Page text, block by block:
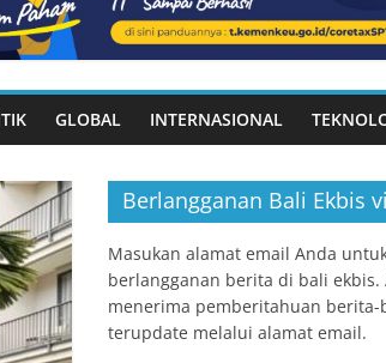
GLOBAL INTERNASIONAL
Berlangganan Bali Ekbis
Masukan alamat email Anda
berlangganan berita di bali ekbis.
menerima pemberitahuan berita-
terupdate melalui alamat email.